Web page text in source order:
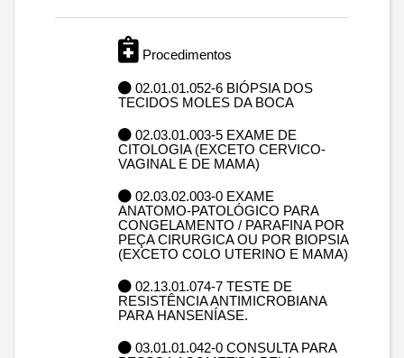
Procedimentos
02.01.01.052-6 BIÓPSIA DOS
TECIDOS MOLES DA BOCA
02.03.01.003-5 EXAME DE
CITOLOGIA (EXCETO CERVICO-
VAGINAL E DE MAMA)
02.03.02.003-0 EXAME
ANATOMO-PATOLÓGICO PARA
CONGELAMENTO / PARAFINA POR
PEÇA CIRURGICA OU POR BIOPSIA
(EXCETO COLO UTERINO E MAMA)
02.13.01.074-7 TESTE DE
RESISTÊNCIA ANTIMICROBIANA
PARA HANSENÍASE.
03.01.01.042-0 CONSULTA PARA